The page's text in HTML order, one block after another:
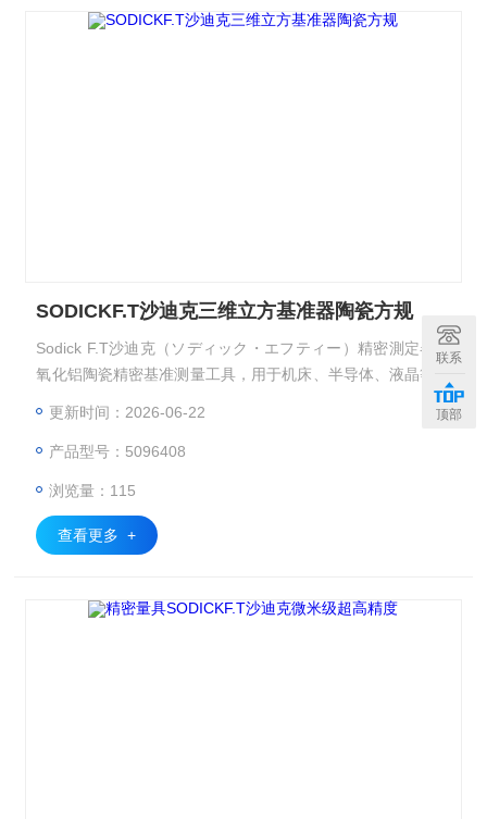
SODICKF.T沙迪克三维立方基准器陶瓷方规
Sodick F.T沙迪克（ソディック・エフティー）精密測定器，
氧化铝陶瓷精密基准测量工具，用于机床、半导体、液晶等超
精密设备的校准与检测。加工中心定期点检：用四面基准方规
（四直角マスタ） 校准 XYZ 轴垂直度。 半导体无尘室：用陶
瓷精密定盘做检测基准，避免静电与粉尘。 计量室校准：用
更新时间：2026-06-22
产品型号：5096408
浏览量：115
查看更多 +
联系
顶部